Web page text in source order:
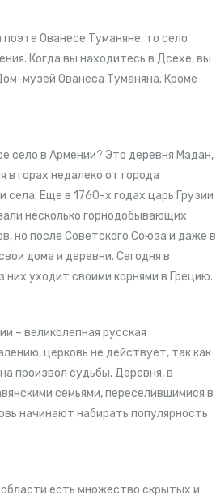
Ованесе Туманяне, то село
Когда вы находитесь в Дсехе, вы
музей Ованеса Туманяна. Кроме
село в Армении? Это деревня Мадан,
в горах недалеко от города
Еще в 1760-х годах царь Грузии
несколько горнодобывающих
но после Советского Союза и даже в
дома и деревни. Сегодня в
уходит своими корнями в Грецию.
– великолепная русская
церковь не действует, так как
произвол судьбы. Деревня, в
семьями, переселившимися в
начинают набирать популярность
есть множество скрытых и